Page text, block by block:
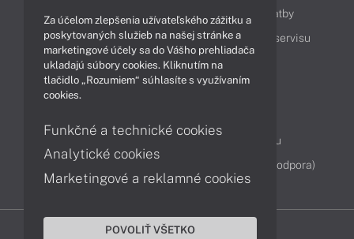
Ako nakupovať
Možnosti doručenia a platby
Podpora a servis
Servisné služby Cenník servisu
Kontakty
Reklamácia tovaru
Diagnostiky online
TeamViewer (vzdialená podpora)
Za účelom zlepšenia užívateľského zážitku a
poskytovaných služieb na našej stránke a
marketingové účely sa do Vášho prehliadača
ukladajú súbory cookies. Kliknutím na
tlačidlo „Rozumiem“ súhlasíte s využívaním
cookies.
Funkčné a technické cookies
Analytické cookies
Marketingové a reklamné cookies
POVOLIŤ VŠETKO